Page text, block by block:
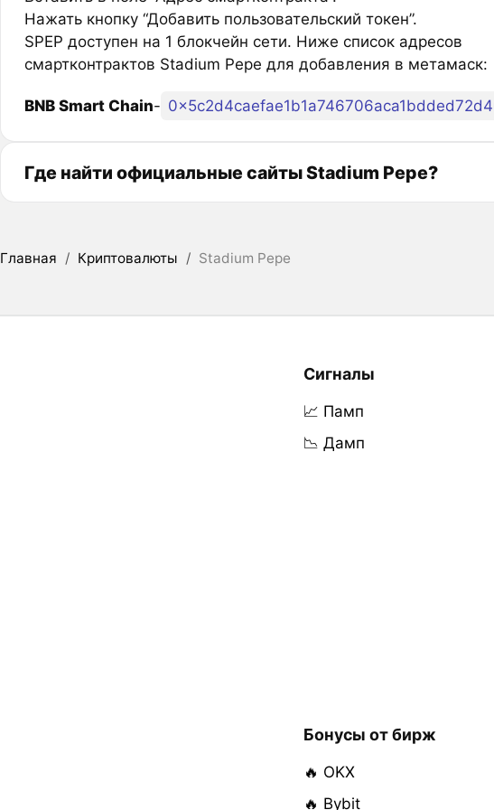
Нажать кнопку “Добавить пользовательский токен”.
SPEP доступен на 1 блокчейн сети. Ниже список адресов
смартконтрактов Stadium Pepe для добавления в метамаск:
BNB Smart Chain-
Где найти официальные сайты Stadium Pepe?
Главная / Криптовалюты / Stadium Pepe
Сигналы
📈 Памп
📉 Дамп
Бонусы от бирж
🔥 OKX
🔥 Bybit